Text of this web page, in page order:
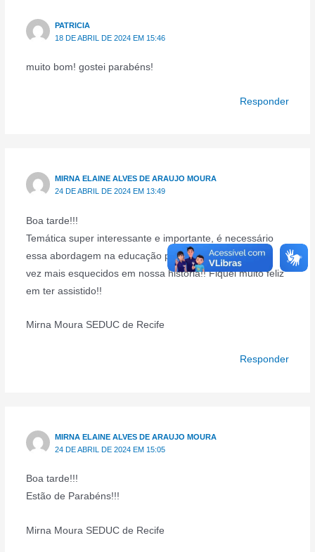
PATRICIA
18 DE ABRIL DE 2024 EM 15:46
muito bom! gostei parabéns!
Responder
MIRNA ELAINE ALVES DE ARAUJO MOURA
24 DE ABRIL DE 2024 EM 13:49
Boa tarde!!!
Temática super interessante e importante, é necessário
essa abordagem na educação pois são contextos casa
vez mais esquecidos em nossa história!! Fiquei muito feliz
em ter assistido!!
Mirna Moura SEDUC de Recife
Responder
MIRNA ELAINE ALVES DE ARAUJO MOURA
24 DE ABRIL DE 2024 EM 15:05
Boa tarde!!!
Estão de Parabéns!!!
Mirna Moura SEDUC de Recife